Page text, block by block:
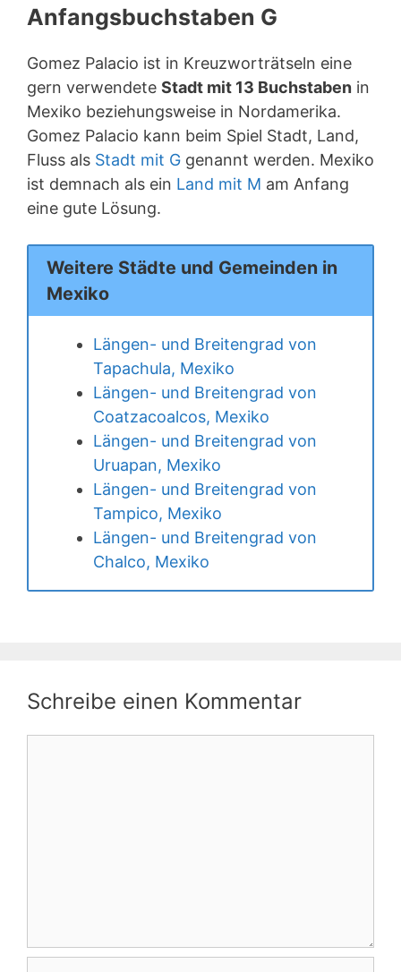
Anfangsbuchstaben G
Gomez Palacio ist in Kreuzworträtseln eine
gern verwendete Stadt mit 13 Buchstaben in
Mexiko beziehungsweise in Nordamerika.
Gomez Palacio kann beim Spiel Stadt, Land,
Fluss als Stadt mit G genannt werden. Mexiko
ist demnach als ein Land mit M am Anfang
eine gute Lösung.
Weitere Städte und Gemeinden in
Mexiko
Längen- und Breitengrad von
Tapachula, Mexiko
Längen- und Breitengrad von
Coatzacoalcos, Mexiko
Längen- und Breitengrad von
Uruapan, Mexiko
Längen- und Breitengrad von
Tampico, Mexiko
Längen- und Breitengrad von
Chalco, Mexiko
Schreibe einen Kommentar